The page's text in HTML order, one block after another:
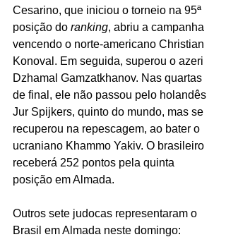
Cesarino, que iniciou o torneio na 95ª
posição do ranking, abriu a campanha
vencendo o norte-americano Christian
Konoval. Em seguida, superou o azeri
Dzhamal Gamzatkhanov. Nas quartas
de final, ele não passou pelo holandês
Jur Spijkers, quinto do mundo, mas se
recuperou na repescagem, ao bater o
ucraniano Khammo Yakiv. O brasileiro
receberá 252 pontos pela quinta
posição em Almada.
Outros sete judocas representaram o
Brasil em Almada neste domingo: